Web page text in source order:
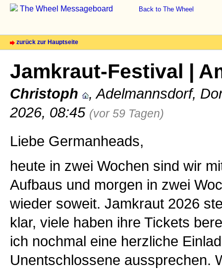
The Wheel Messageboard Back to The Wheel
zurück zur Hauptseite
Jamkraut-Festival |
Christoph
, Adelmannsdorf,
2026, 08:45 (vor 59 Tagen)
Liebe Germanheads,
heute in zwei Wochen sind wir
Aufbaus und morgen in zwei
wieder soweit. Jamkraut 2026
klar, viele haben ihre Tickets
ich nochmal eine herzliche
Unentschlossene aussprechen.